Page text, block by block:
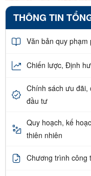
THÔNG TIN
Văn bản quy phạm
Chiến lược, Định
Chính sách ưu đãi,
đầu tư
Quy hoạch, kế
thiên nhiên
Chương trình công